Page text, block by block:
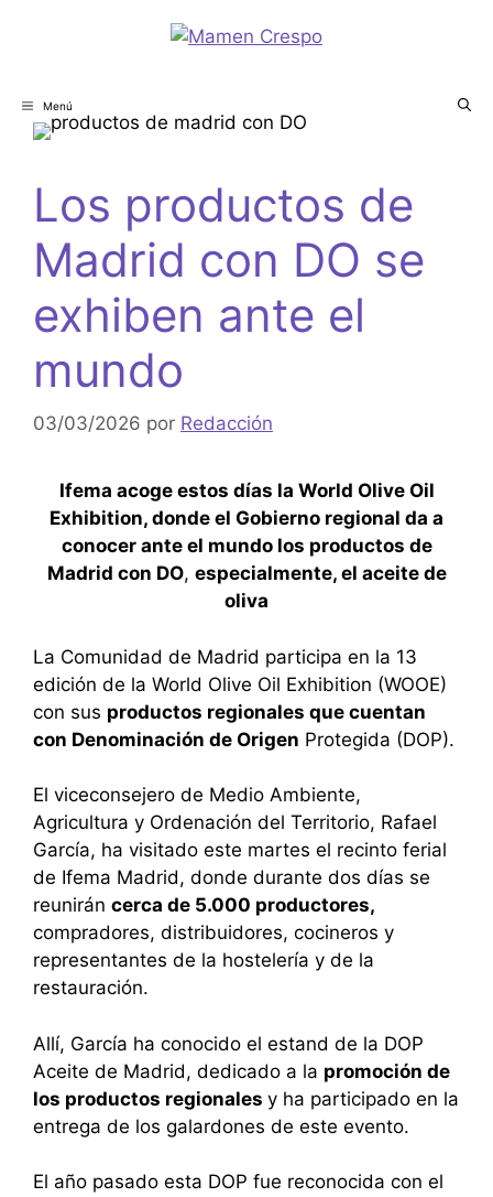
Menú
Los productos de
Madrid con DO se
exhiben ante el
mundo
03/03/2026 por Redacción
Ifema acoge estos días la World Olive Oil
Exhibition, donde el Gobierno regional da a
conocer ante el mundo los productos de
Madrid con DO, especialmente, el aceite de
oliva
La Comunidad de Madrid participa en la 13
edición de la World Olive Oil Exhibition (WOOE)
con sus productos regionales que cuentan
con Denominación de Origen Protegida (DOP).
El viceconsejero de Medio Ambiente,
Agricultura y Ordenación del Territorio, Rafael
García, ha visitado este martes el recinto ferial
de Ifema Madrid, donde durante dos días se
reunirán cerca de 5.000 productores,
compradores, distribuidores, cocineros y
representantes de la hostelería y de la
restauración.
Allí, García ha conocido el estand de la DOP
Aceite de Madrid, dedicado a la promoción de
los productos regionales y ha participado en la
entrega de los galardones de este evento.
El año pasado esta DOP fue reconocida con el